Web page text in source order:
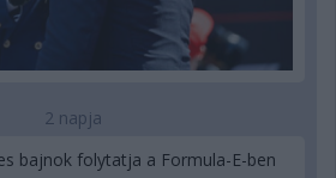
2 napja
bajnok folytatja a Formula-E-ben